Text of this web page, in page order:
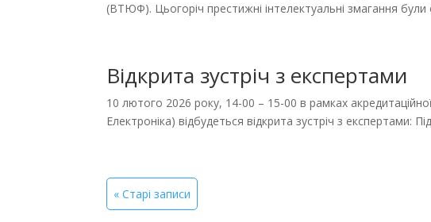
(ВТЮФ). Цьогоріч престижні інтелектуальні змагання були
Відкрита зустріч з експертами
10 лютого 2026 року, 14-00 – 15-00 в рамках
Електроніка) відбудеться відкрита зустріч з експертами:
« Старі записи